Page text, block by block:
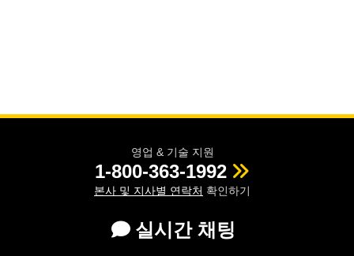
영업 & 기술 지원
1-800-363-1992
본사 및 지사별 연락처 확인하기
실시간 채팅